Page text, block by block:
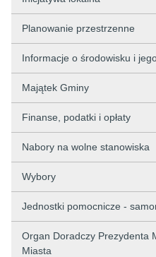
Planowanie przestrzenne
Informacje o środowisku i
Majątek Gminy
Finanse, podatki i opłaty
Nabory na wolne stanowiska
Wybory
Jednostki pomocnicze -
Organ Doradczy Prezydenta
Miasta